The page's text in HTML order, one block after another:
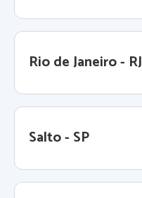
Rio de Janeiro - RJ
Salto - SP